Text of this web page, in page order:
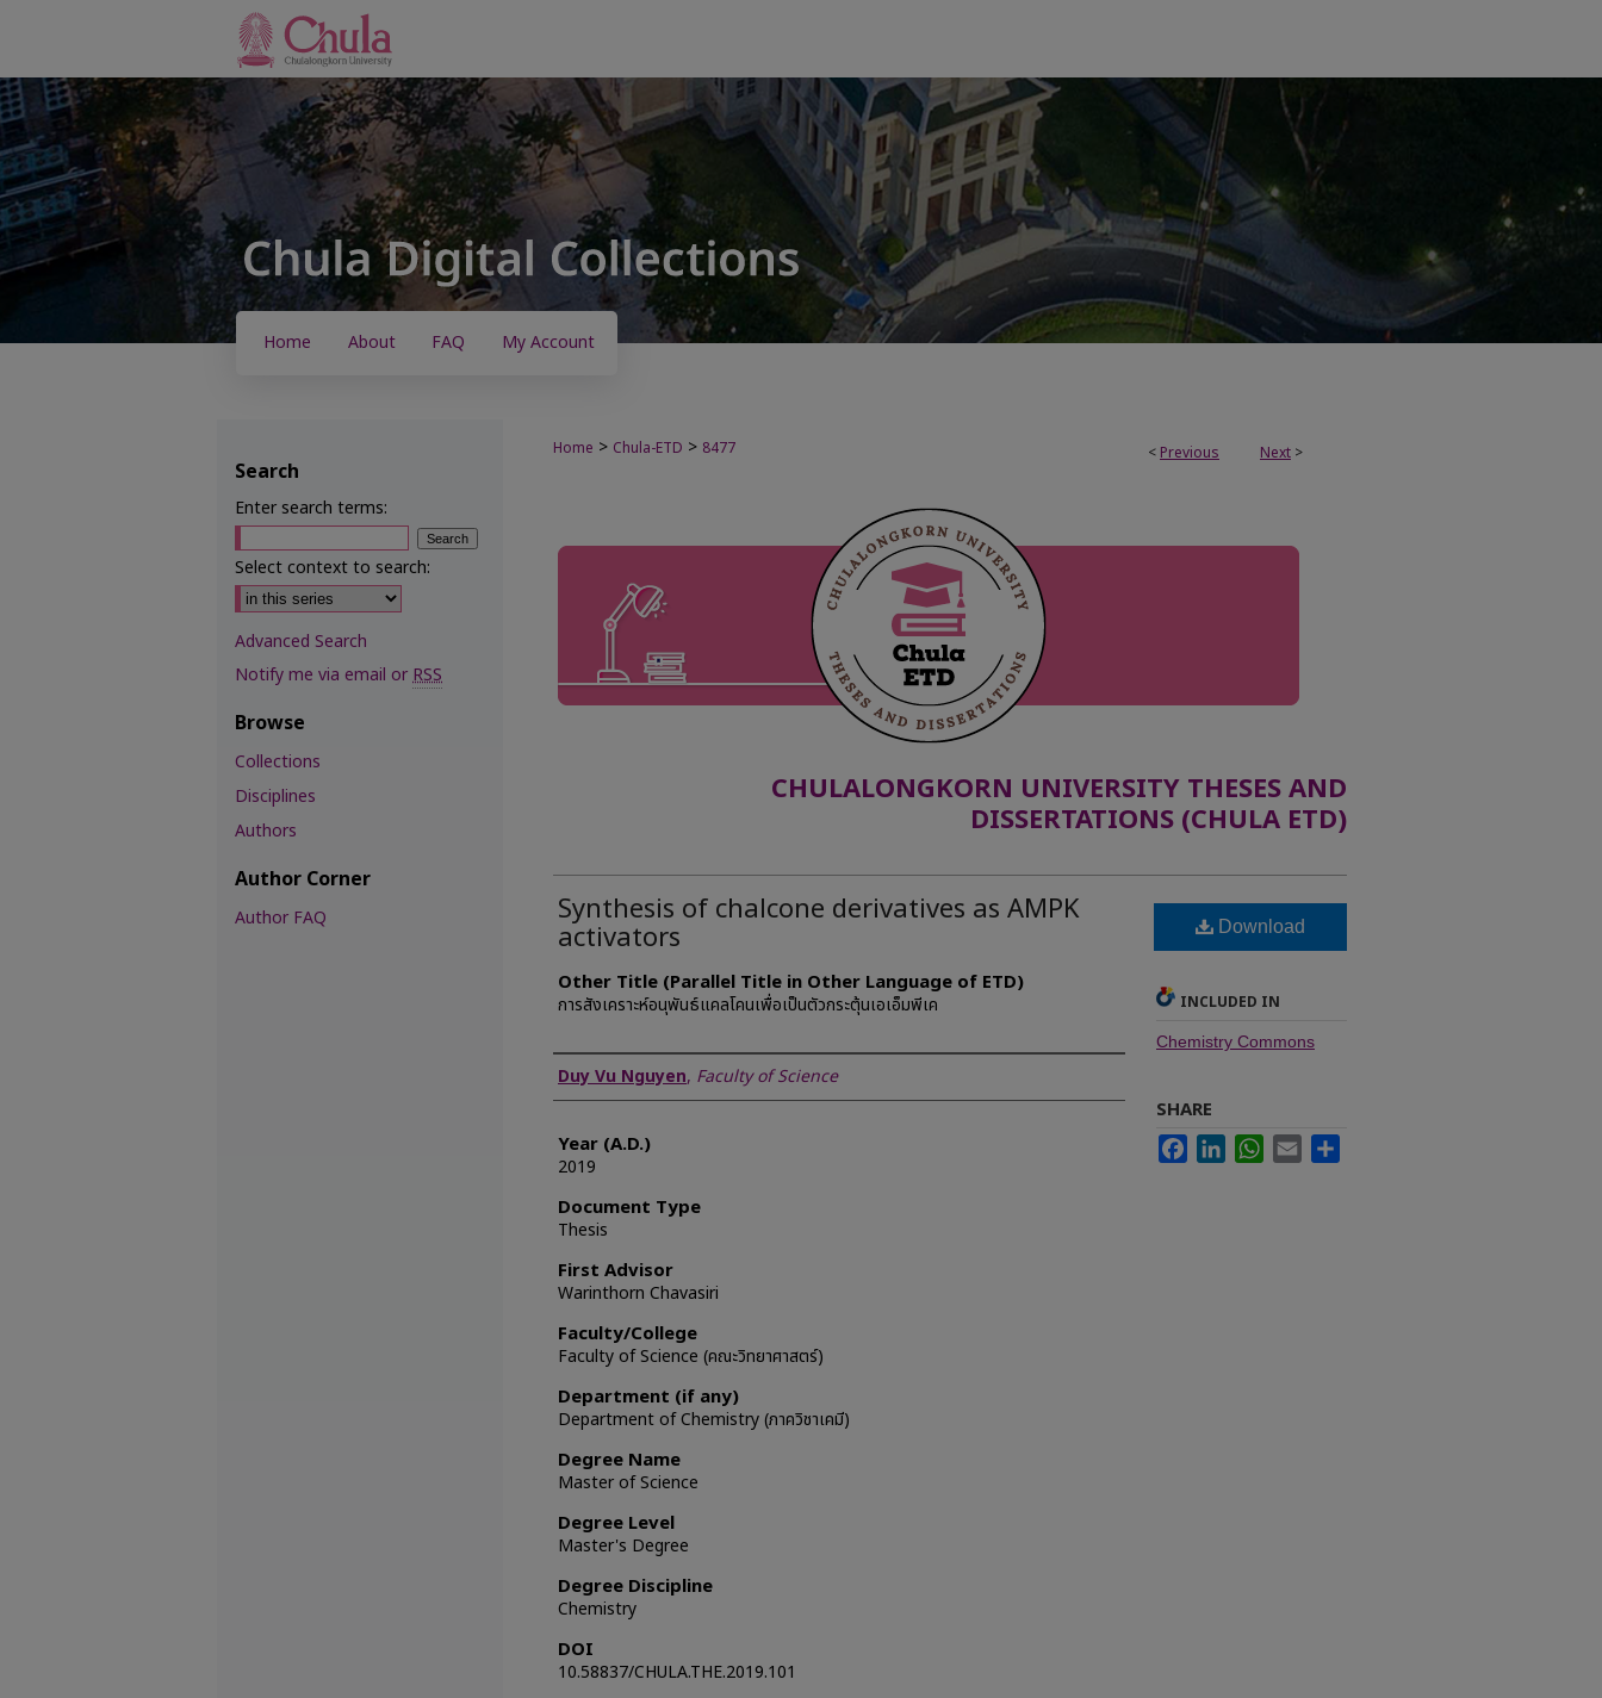
Home About FAQ My Account
< Previous Next >
Home > Chula-ETD > 8477
CHULALONGKORN UNIVERSITY THESES AND
DISSERTATIONS (CHULA ETD)
Synthesis of chalcone derivatives as AMPK
activators
Other Title (Parallel Title in Other Language of ETD)
การสังเคราะห์อนุพันธ์แคลโคนเพื่อเป็นตัวกระตุ้นเอเอ็มพีเค
Author
Duy Vu Nguyen, Faculty of Science
Year (A.D.)
2019
Document Type
Thesis
First Advisor
Warinthorn Chavasiri
Faculty/College
Faculty of Science (คณะวิทยาศาสตร์)
Department (if any)
Department of Chemistry (ภาควิชาเคมี)
Degree Name
Master of Science
Degree Level
Master's Degree
Degree Discipline
Chemistry
DOI
10.58837/CHULA.THE.2019.101
Download
INCLUDED IN
Chemistry Commons
SHARE
FacebookLinkedInWhatsApp
Email
Search
Enter search terms:
Select context to search:
Advanced Search
Notify me via email orRSS
Browse
Collections
Disciplines
Authors
Author Corner
Author FAQ